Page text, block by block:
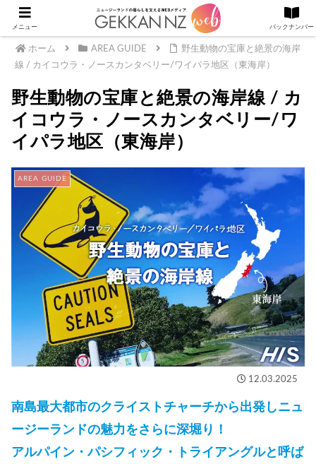
ホーム AREA GUIDE
野生動物の宝庫と絶景の海岸
線 / カイコウラ・ノースカンタベリー/ワイパラ地区（東海岸）
野生動物の宝庫と絶景の海岸線 / カ
イコウラ・ノースカンタベリー/ワ
イパラ地区（東海岸）
AREA GUIDE
12.03.2025
南島最大都市のクライストチャーチから出発しニュ
ージーランドの魅力をさらに深堀り！
アルパイン・パシフィック・トライアングルと呼ば
メニュー バックナンバー